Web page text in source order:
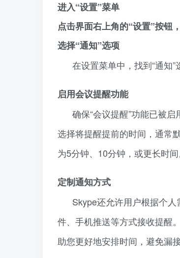
进入“设置”菜单
点击界面右上角的“设置”按钮
选择“通知”选项
在设置菜单中，找到“通知
启用会议提醒功能
确保“会议提醒”功能已被
选择将提醒提前的时间，通常
为5分钟、10分钟，或更长时间
定制通知方式
Skype还允许用户根据个
件、手机推送等方式接收提醒
助您更好地安排时间，避免漏